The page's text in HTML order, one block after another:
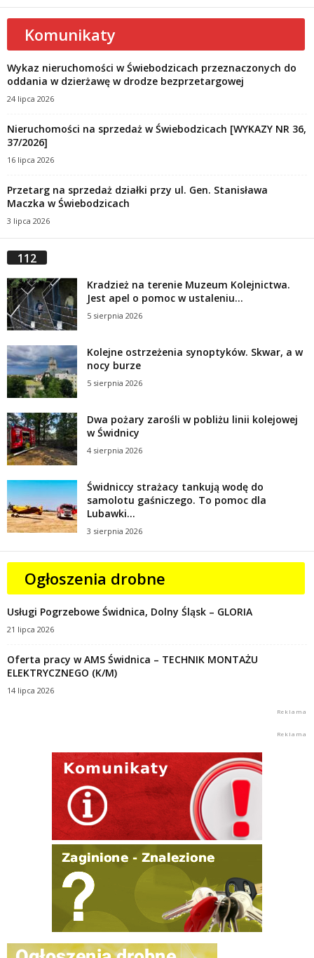
Komunikaty
Wykaz nieruchomości w Świebodzicach przeznaczonych do
oddania w dzierżawę w drodze bezprzetargowej
24 lipca 2026
Nieruchomości na sprzedaż w Świebodzicach [WYKAZY NR 36,
37/2026]
16 lipca 2026
Przetarg na sprzedaż działki przy ul. Gen. Stanisława
Maczka w Świebodzicach
3 lipca 2026
112
Kradzież na terenie Muzeum Kolejnictwa.
Jest apel o pomoc w ustaleniu...
5 sierpnia 2026
Kolejne ostrzeżenia synoptyków. Skwar, a w
nocy burze
5 sierpnia 2026
Dwa pożary zarośli w pobliżu linii kolejowej
w Świdnicy
4 sierpnia 2026
Świdniccy strażacy tankują wodę do
samolotu gaśniczego. To pomoc dla
Lubawki...
3 sierpnia 2026
Ogłoszenia drobne
Usługi Pogrzebowe Świdnica, Dolny Śląsk – GLORIA
21 lipca 2026
Oferta pracy w AMS Świdnica – TECHNIK MONTAŻU
ELEKTRYCZNEGO (K/M)
14 lipca 2026